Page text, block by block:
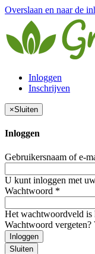
Overslaan en naar de
Inloggen
Inschrijven
×Sluiten
Inloggen
Gebruikersnaam of e-
U kunt inloggen met
Wachtwoord *
Het wachtwoordveld is
Wachtwoord vergeten?
Inloggen
Sluiten